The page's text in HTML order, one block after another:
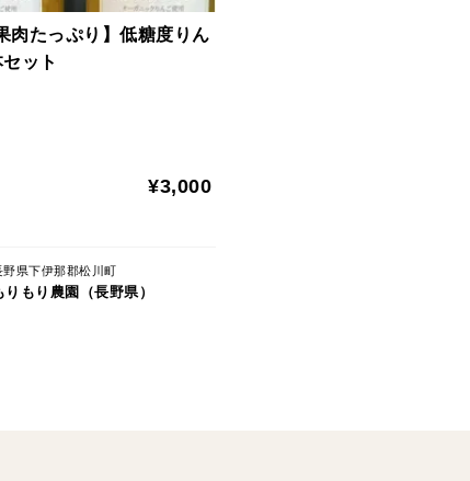
肉たっぷり】低糖度りん
ット
¥3,000
野県下伊那郡松川町
りもり農園（長野県）